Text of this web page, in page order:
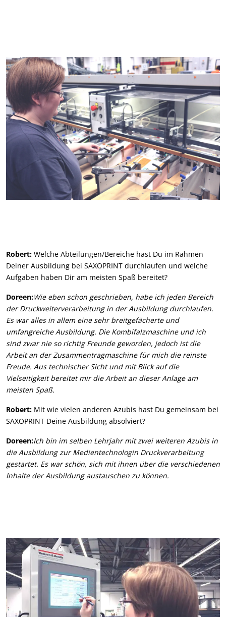
Robert: Welche Abteilungen/Bereiche hast Du im Rahmen
Deiner Ausbildung bei SAXOPRINT durchlaufen und welche
Aufgaben haben Dir am meisten Spaß bereitet?
Doreen:Wie eben schon geschrieben, habe ich jeden Bereich
der Druckweiterverarbeitung in der Ausbildung durchlaufen.
Es war alles in allem eine sehr breitgefächerte und
umfangreiche Ausbildung. Die Kombifalzmaschine und ich
sind zwar nie so richtig Freunde geworden, jedoch ist die
Arbeit an der Zusammentragmaschine für mich die reinste
Freude. Aus technischer Sicht und mit Blick auf die
Vielseitigkeit bereitet mir die Arbeit an dieser Anlage am
meisten Spaß.
Robert: Mit wie vielen anderen Azubis hast Du gemeinsam bei
SAXOPRINT Deine Ausbildung absolviert?
Doreen:Ich bin im selben Lehrjahr mit zwei weiteren Azubis in
die Ausbildung zur Medientechnologin Druckverarbeitung
gestartet. Es war schön, sich mit ihnen über die verschiedenen
Inhalte der Ausbildung austauschen zu können.